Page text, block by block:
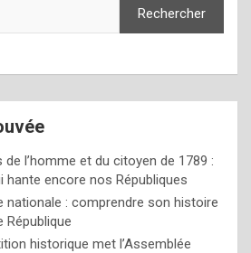
Rechercher
l’homme et du citoyen de 1789 :
encore nos Républiques
nationale : comprendre son histoire
historique met l’Assemblée